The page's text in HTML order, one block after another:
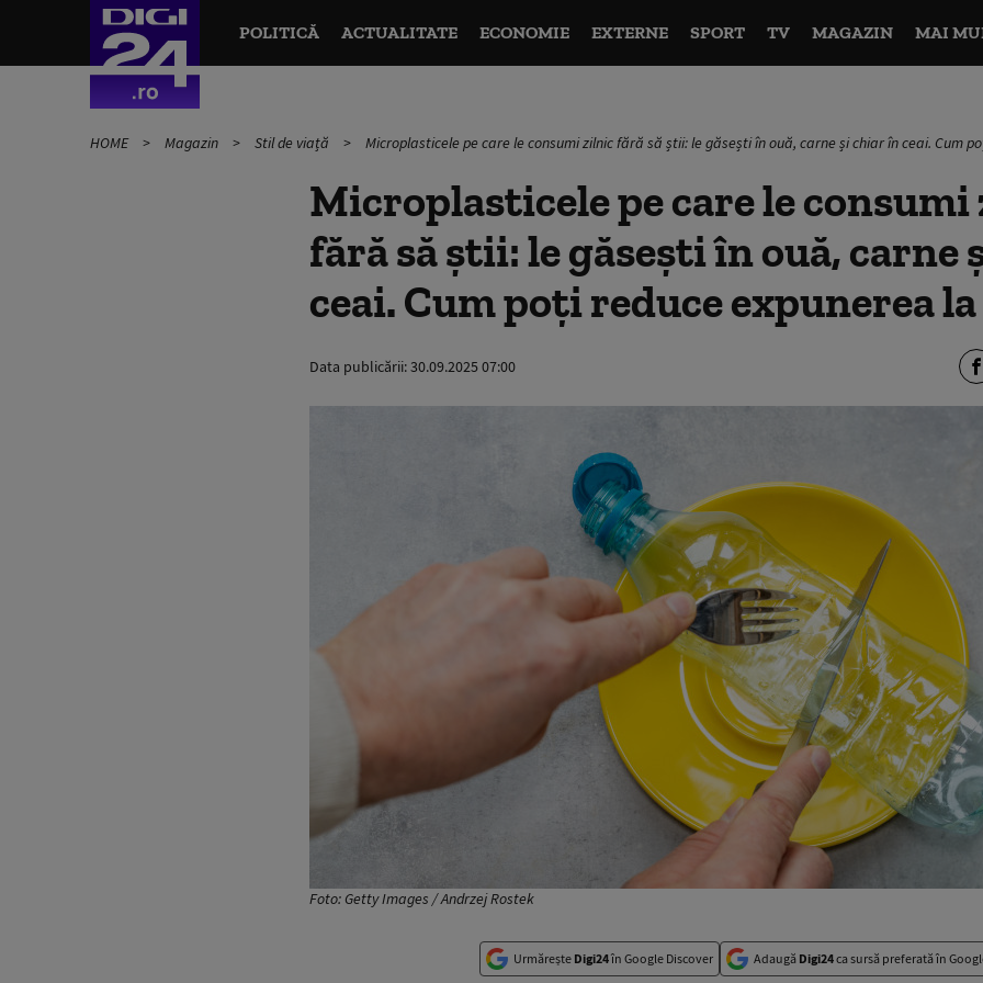
POLITICĂ ACTUALITATE ECONOMIE EXTERNE SPORT TV MAGAZIN MAI
HOME Magazin Stil de viață Microplasticele pe care le consumi zilnic fără să știi: le găsești în ouă, carne și chiar în ceai. Cum
Microplasticele pe care le
fără să știi: le găsești în ouă, carne
ceai. Cum poți reduce expunerea la
Data publicării:30.09.2025 07:00
Foto: Getty Images / Andrzej Rostek
Urmărește Digi24în Google Discover Adaugă Digi24ca sursă preferată în